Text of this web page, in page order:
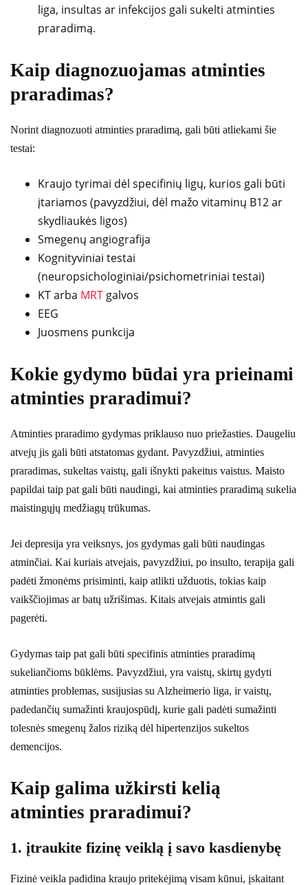
liga, insultas ar infekcijos gali sukelti atminties
praradimą.
Kaip diagnozuojamas atminties
praradimas?
Norint diagnozuoti atminties praradimą, gali būti atliekami šie
testai:
Kraujo tyrimai dėl specifinių ligų, kurios gali būti
įtariamos (pavyzdžiui, dėl mažo vitaminų B12 ar
skydliaukės ligos)
Smegenų angiografija
Kognityviniai testai
(neuropsichologiniai/psichometriniai testai)
KT arba MRT galvos
EEG
Juosmens punkcija
Kokie gydymo būdai yra prieinami
atminties praradimui?
Atminties praradimo gydymas priklauso nuo priežasties. Daugeliu
atvejų jis gali būti atstatomas gydant. Pavyzdžiui, atminties
praradimas, sukeltas vaistų, gali išnykti pakeitus vaistus. Maisto
papildai taip pat gali būti naudingi, kai atminties praradimą sukelia
maistingųjų medžiagų trūkumas.
Jei depresija yra veiksnys, jos gydymas gali būti naudingas
atminčiai. Kai kuriais atvejais, pavyzdžiui, po insulto, terapija gali
padėti žmonėms prisiminti, kaip atlikti užduotis, tokias kaip
vaikščiojimas ar batų užrišimas. Kitais atvejais atmintis gali
pagerėti.
Gydymas taip pat gali būti specifinis atminties praradimą
sukeliančioms būklėms. Pavyzdžiui, yra vaistų, skirtų gydyti
atminties problemas, susijusias su Alzheimerio liga, ir vaistų,
padedančių sumažinti kraujospūdį, kurie gali padėti sumažinti
tolesnės smegenų žalos riziką dėl hipertenzijos sukeltos
demencijos.
Kaip galima užkirsti kelią
atminties praradimui?
1. įtraukite fizinę veiklą į savo kasdienybę
Fizinė veikla padidina kraujo pritekėjimą visam kūnui, įskaitant